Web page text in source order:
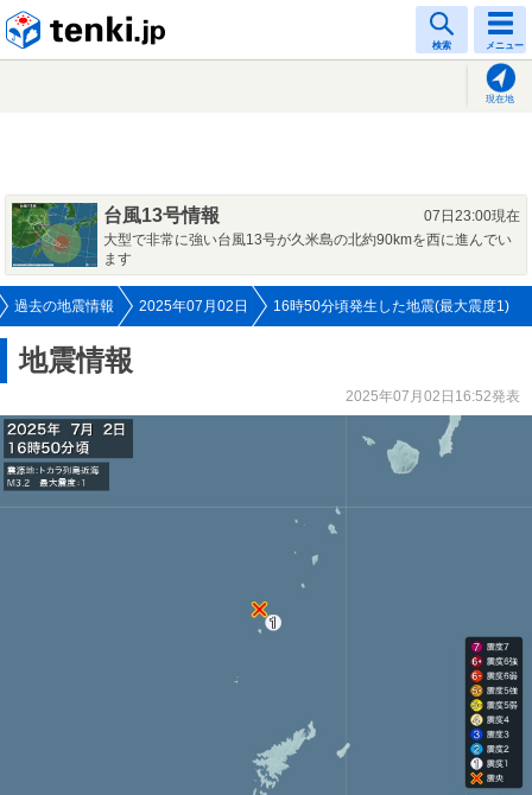
検索 メニュー
現在地
台風13号情報
07日23:00現在
大型で非常に強い台風13号が久米島の北約90kmを西に進んでい
ます
過去の地震情報 2025年07月02日 16時50分頃発生した地震(最大震度1)
地震情報
2025年07月02日16:52発表